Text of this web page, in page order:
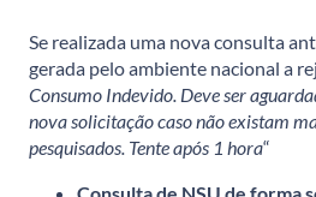
Se realizada uma nova consulta
gerada pelo ambiente nacional a
Consumo Indevido. Deve ser
nova solicitação caso não existam
pesquisados. Tente após 1 hora“